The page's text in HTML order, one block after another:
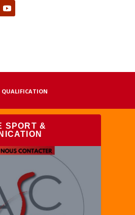
QUALIFICATION
SPORT &